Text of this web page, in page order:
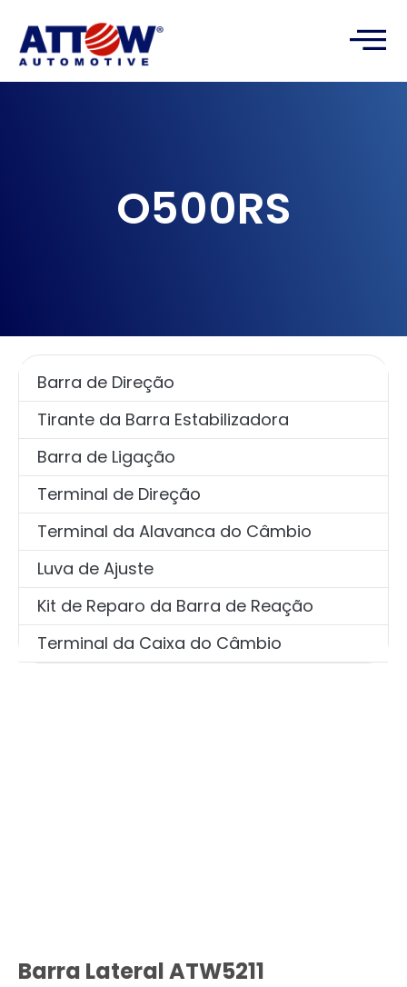
O500RS
Barra de Direção
Tirante da Barra Estabilizadora
Barra de Ligação
Terminal de Direção
Terminal da Alavanca do Câmbio
Luva de Ajuste
Kit de Reparo da Barra de Reação
Terminal da Caixa do Câmbio
Barra Lateral ATW5211